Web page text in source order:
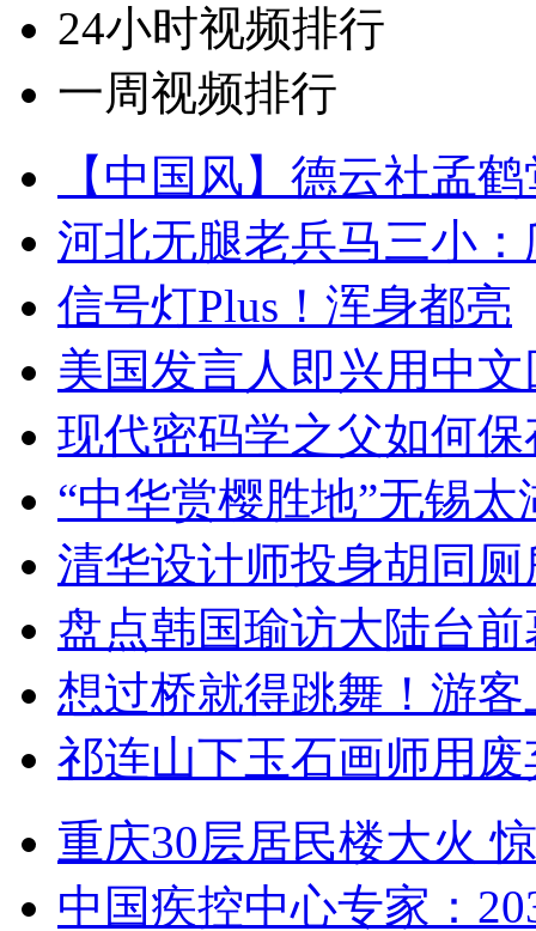
24小时视频排行
一周视频排行
【中国风】德云社孟
河北无腿老兵马三小
信号灯Plus！浑身都亮
美国发言人即兴用中
现代密码学之父如何
“中华赏樱胜地”无锡
清华设计师投身胡同
盘点韩国瑜访大陆台
想过桥就得跳舞！游客
祁连山下玉石画师用
重庆30层居民楼大火
中国疾控中心专家：